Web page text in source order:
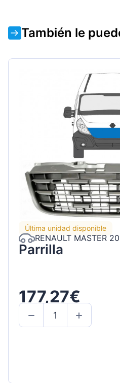
También le
Última unidad disponible
RENAULT MASTER
Parrilla
177,27€